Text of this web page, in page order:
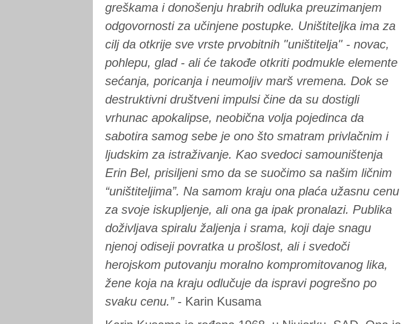
greškama i donošenju hrabrih odluka preuzimanjem
odgovornosti za učinjene postupke. Uništiteljka ima za
cilj da otkrije sve vrste prvobitnih "uništitelja" - novac,
pohlepu, glad - ali će takođe otkriti podmukle elemente
sećanja, poricanja i neumoljiv marš vremena. Dok se
destruktivni društveni impulsi čine da su dostigli
vrhunac apokalipse, neobična volja pojedinca da
sabotira samog sebe je ono što smatram privlačnim i
ljudskim za istraživanje. Kao svedoci samouništenja
Erin Bel, prisiljeni smo da se suočimo sa našim ličnim
“uništiteljima”. Na samom kraju ona plaća užasnu cenu
za svoje iskupljenje, ali ona ga ipak pronalazi. Publika
doživljava spiralu žaljenja i srama, koji daje snagu
njenoj odiseji povratka u prošlost, ali i svedoči
herojskom putovanju moralno kompromitovanog lika,
žene koja na kraju odlučuje da ispravi pogrešno po
svaku cenu.”- Karin Kusama